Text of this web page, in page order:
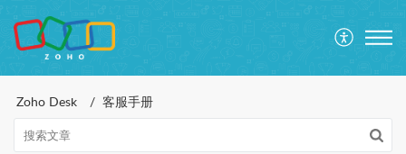
Zoho Desk 客服手册